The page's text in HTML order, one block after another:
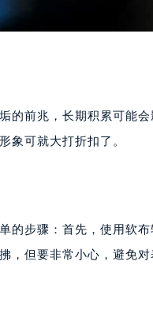
的前兆，长期积累可能
象可就大打折扣了。
的步骤：首先，使用软
，但要非常小心，避免